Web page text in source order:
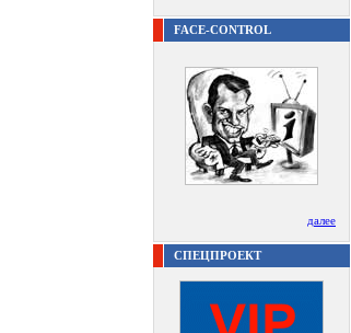
FACE-CONTROL
далее
СПЕЦПРОЕКТ